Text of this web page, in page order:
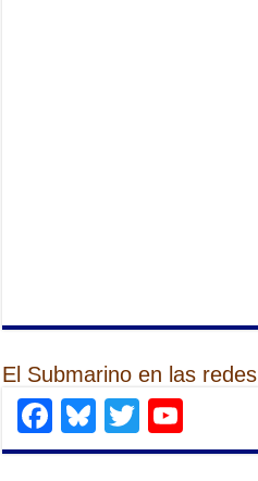
El Submarino en las redes
Facebook
Bluesky
Twitter